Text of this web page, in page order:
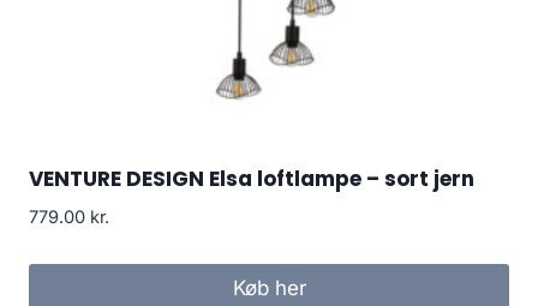
VENTURE DESIGN Elsa loftlampe – sort jern
779.00 kr.
Køb her